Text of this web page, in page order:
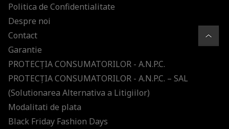
Politica de Confidentialitate
Despre noi
Contact
Garantie
PROTECŢIA CONSUMATORILOR - A.N.P.C.
PROTECŢIA CONSUMATORILOR - A.N.P.C. – SAL
(Solutionarea Alternativa a Litigiilor)
Modalitati de plata
Black Friday Fashion Days